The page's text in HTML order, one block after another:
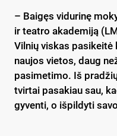
– Baigęs vidurinę
ir teatro akademiją
Vilnių viskas pasikeitė
naujos vietos, daug
pasimetimo. Iš
tvirtai pasakiau sau,
gyventi, o išpildyti